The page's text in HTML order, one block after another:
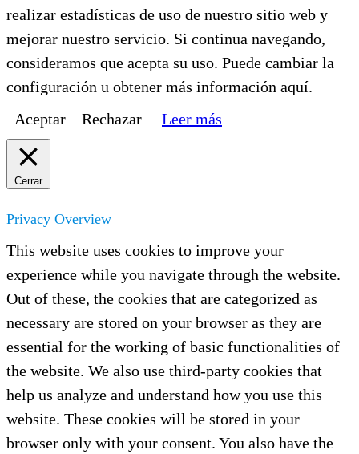
realizar estadísticas de uso de nuestro sitio web y
mejorar nuestro servicio. Si continua navegando,
consideramos que acepta su uso. Puede cambiar la
configuración u obtener más información aquí.
Aceptar
Rechazar Leer más
Cerrar
Privacy Overview
This website uses cookies to improve your
experience while you navigate through the website.
Out of these, the cookies that are categorized as
necessary are stored on your browser as they are
essential for the working of basic functionalities of
the website. We also use third-party cookies that
help us analyze and understand how you use this
website. These cookies will be stored in your
browser only with your consent. You also have the